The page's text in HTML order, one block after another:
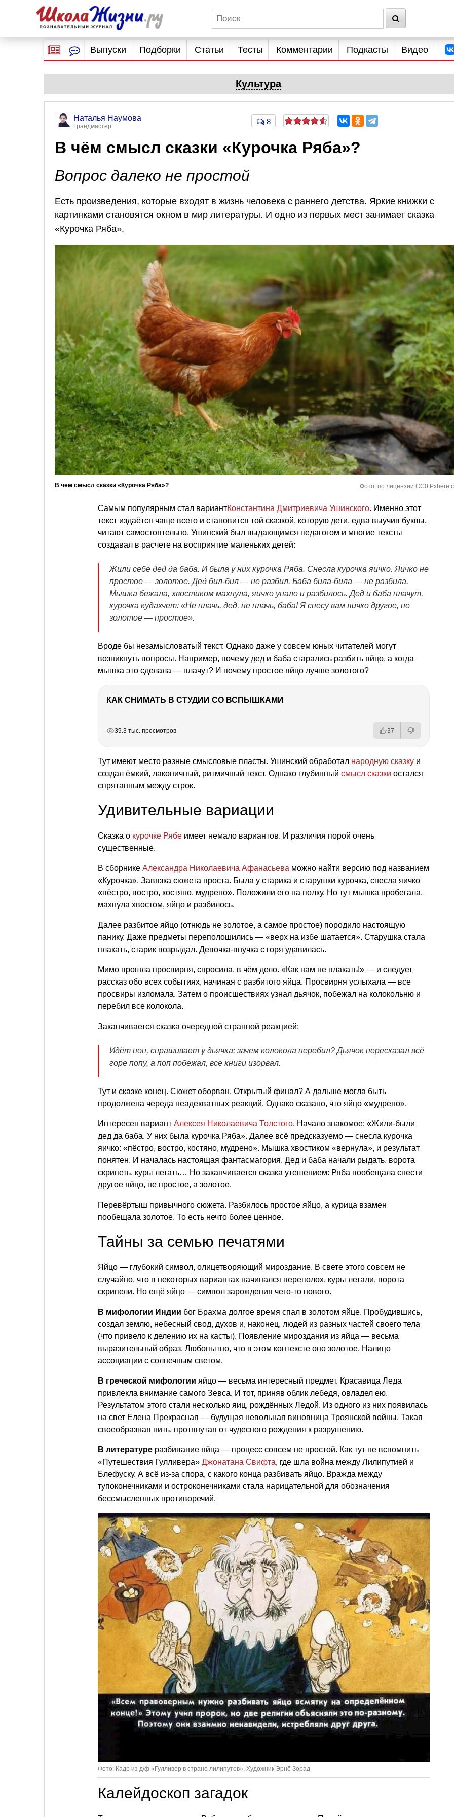
Выпуски Подборки Статьи Тесты Комментарии Подкасты Видео
Культура
Наталья Наумова
Грандмастер
8
В чём смысл сказки «Курочка Ряба»?
Вопрос далеко не простой
Есть произведения, которые входят в жизнь человека с раннего детства. Яркие книжки с
картинками становятся окном в мир литературы. И одно из первых мест занимает сказка
«Курочка Ряба».
В чём смысл сказки «Курочка Ряба»? Фото: по лицензии CC0
Самым популярным стал вариантКонстантина Дмитриевича Ушинского. Именно этот
текст издаётся чаще всего и становится той сказкой, которую дети, едва выучив буквы,
читают самостоятельно. Ушинский был выдающимся педагогом и многие тексты
создавал в расчете на восприятие маленьких детей:
Жили себе дед да баба. И была у них курочка Ряба. Снесла курочка яичко. Яичко не
простое — золотое. Дед бил-бил — не разбил. Баба била-била — не разбила.
Мышка бежала, хвостиком махнула, яичко упало и разбилось. Дед и баба плачут,
курочка кудахчет: «Не плачь, дед, не плачь, баба! Я снесу вам яичко другое, не
золотое — простое».
Вроде бы незамысловатый текст. Однако даже у совсем юных читателей могут
возникнуть вопросы. Например, почему дед и баба старались разбить яйцо, а когда
мышка это сделала — плачут? И почему простое яйцо лучше золотого?
КАК СНИМАТЬ В СТУДИИ СО ВСПЫШКАМИ
39.3 тыс. просмотров 37
Тут имеют место разные смысловые пласты. Ушинский обработал народную сказку и
создал ёмкий, лаконичный, ритмичный текст. Однако глубинный смысл сказки остался
спрятанным между строк.
Удивительные вариации
Сказка о курочке Рябе имеет немало вариантов. И различия порой очень
существенные.
В сборнике Александра Николаевича Афанасьева можно найти версию под названием
«Курочка». Завязка сюжета проста. Была у старика и старушки курочка, снесла яичко
«пёстро, востро, костяно, мудрено». Положили его на полку. Но тут мышка пробегала,
махнула хвостом, яйцо и разбилось.
Далее разбитое яйцо (отнюдь не золотое, а самое простое) породило настоящую
панику. Даже предметы переполошились — «верх на избе шатается». Старушка стала
плакать, старик возрыдал. Девочка-внучка с горя удавилась.
Мимо прошла просвирня, спросила, в чём дело. «Как нам не плакать!» — и следует
рассказ обо всех событиях, начиная с разбитого яйца. Просвирня услыхала — все
просвиры изломала. Затем о происшествиях узнал дьячок, побежал на колокольню и
перебил все колокола.
Заканчивается сказка очередной странной реакцией:
Идёт поп, спрашивает у дьячка: зачем колокола перебил? Дьячок пересказал всё
горе попу, а поп побежал, все книги изорвал.
Тут и сказке конец. Сюжет оборван. Открытый финал? А дальше могла быть
продолжена череда неадекватных реакций. Однако сказано, что яйцо «мудрено».
Интересен вариант Алексея Николаевича Толстого. Начало знакомое: «Жили-были
дед да баба. У них была курочка Ряба». Далее всё предсказуемо — снесла курочка
яичко: «пёстро, востро, костяно, мудрено». Мышка хвостиком «вернула», и результат
понятен. И началась настоящая фантасмагория. Дед и баба начали рыдать, ворота
скрипеть, куры летать… Но заканчивается сказка утешением: Ряба пообещала снести
другое яйцо, не простое, а золотое.
Перевёртыш привычного сюжета. Разбилось простое яйцо, а курица взамен
пообещала золотое. То есть нечто более ценное.
Тайны за семью печатями
Яйцо — глубокий символ, олицетворяющий мироздание. В свете этого совсем не
случайно, что в некоторых вариантах начинался переполох, куры летали, ворота
скрипели. Но ещё яйцо — символ зарождения чего-то нового.
В мифологии Индии бог Брахма долгое время спал в золотом яйце. Пробудившись,
создал землю, небесный свод, духов и, наконец, людей из разных частей своего тела
(что привело к делению их на касты). Появление мироздания из яйца — весьма
выразительный образ. Любопытно, что в этом контексте оно золотое. Налицо
ассоциации с солнечным светом.
В греческой мифологии яйцо — весьма интересный предмет. Красавица Леда
привлекла внимание самого Зевса. И тот, приняв облик лебедя, овладел ею.
Результатом этого стали несколько яиц, рождённых Ледой. Из одного из них появилась
на свет Елена Прекрасная — будущая невольная виновница Троянской войны. Такая
своеобразная нить, протянутая от чудесного рождения к разрушению.
В литературе разбивание яйца — процесс совсем не простой. Как тут не вспомнить
«Путешествия Гулливера» Джонатана Свифта, где шла война между Лилипутией и
Блефуску. А всё из-за спора, с какого конца разбивать яйцо. Вражда между
тупоконечниками и остроконечниками стала нарицательной для обозначения
бессмысленных противоречий.
Фото: Кадр из д/ф «Гулливер в стране лилипутов». Художник Эрнё Зорад
Калейдоскоп загадок